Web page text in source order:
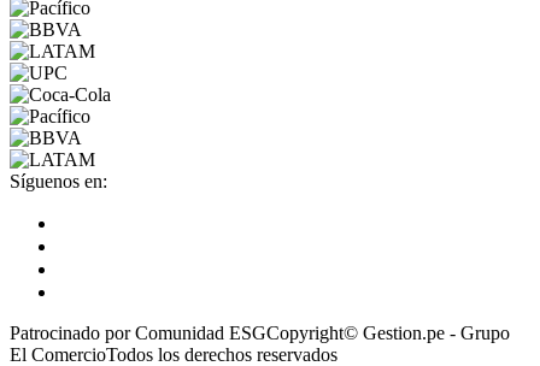
Síguenos en:
Patrocinado por Comunidad ESGCopyright© Gestion.pe - Grupo
El ComercioTodos los derechos reservados